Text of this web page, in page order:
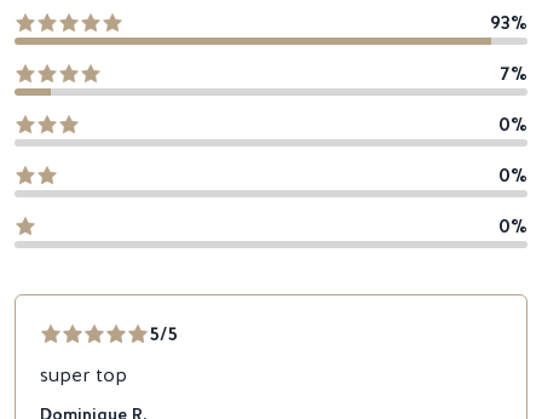
93%
7%
0%
0%
0%
5/5
super top
Dominique R.